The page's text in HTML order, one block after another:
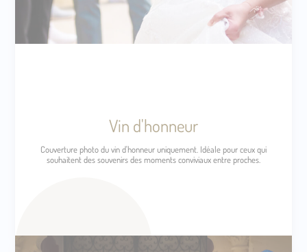
Vin d'honneur
Couverture photo du vin d'honneur uniquement. Idéale pour ceux qui
souhaitent des souvenirs des moments conviviaux entre proches.